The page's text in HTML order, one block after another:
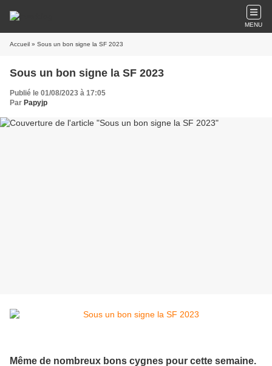
MENU
Accueil » Sous un bon signe la SF 2023
Sous un bon signe la SF 2023
Publié le 01/08/2023 à 17:05
Par Papyjp
Même de nombreux bons cygnes pour cette semaine.